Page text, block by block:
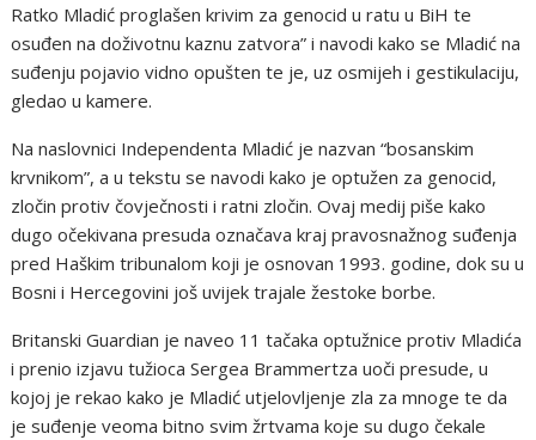
Ratko Mladić proglašen krivim za genocid u ratu u BiH te
osuđen na doživotnu kaznu zatvora” i navodi kako se Mladić na
suđenju pojavio vidno opušten te je, uz osmijeh i gestikulaciju,
gledao u kamere.
Na naslovnici Independenta Mladić je nazvan “bosanskim
krvnikom”, a u tekstu se navodi kako je optužen za genocid,
zločin protiv čovječnosti i ratni zločin. Ovaj medij piše kako
dugo očekivana presuda označava kraj pravosnažnog suđenja
pred Haškim tribunalom koji je osnovan 1993. godine, dok su u
Bosni i Hercegovini još uvijek trajale žestoke borbe.
Britanski Guardian je naveo 11 tačaka optužnice protiv Mladića
i prenio izjavu tužioca Sergea Brammertza uoči presude, u
kojoj je rekao kako je Mladić utjelovljenje zla za mnoge te da
je suđenje veoma bitno svim žrtvama koje su dugo čekale